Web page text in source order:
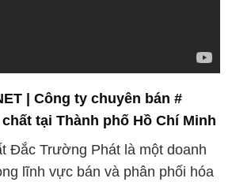
| Công ty chuyên bán #
tại Thành phố Hồ Chí Minh
Đắc Trường Phát là một doanh
lĩnh vực bán và phân phối hóa